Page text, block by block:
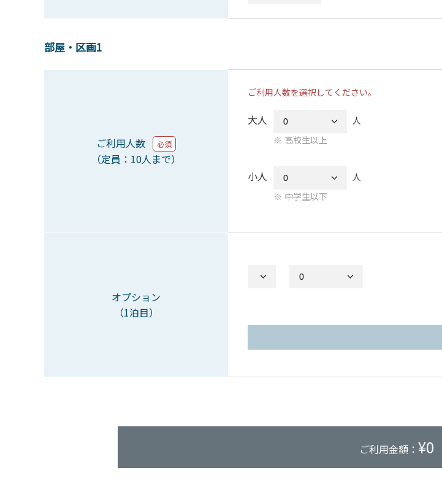
部屋・区画1
ご利用人数 必須
（定員：10人まで）
ご利用人数を選択してください。
大人
人
高校生以上
小人
人
中学生以下
オプション
（1泊目）
ご利用金額： ¥0